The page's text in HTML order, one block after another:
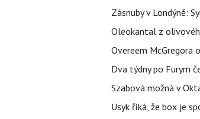
Zásnuby v Londýně:
Oleokantal z
Overeem McGregora
Dva týdny po Furym
Szabová možná v
Usyk říká, že box je